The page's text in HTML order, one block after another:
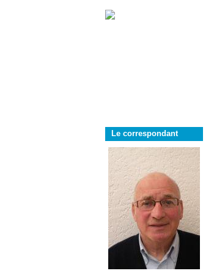
Le correspondant